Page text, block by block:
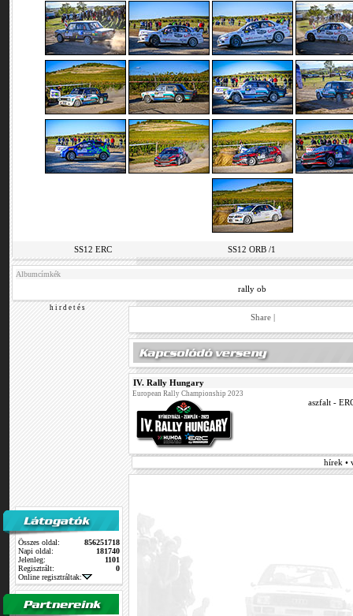
SS12 ERC SS12 ORB /1
Albumcímkék
rally ob
h i r d e t é s
Összes oldal:
856251718
Napi oldal:
181740
Jelenleg:
1101
Regisztrált:
0
Online regisztráltak:
Share |
IV. Rally Hungary
European Rally Championship 2023
aszfalt -
hírek •